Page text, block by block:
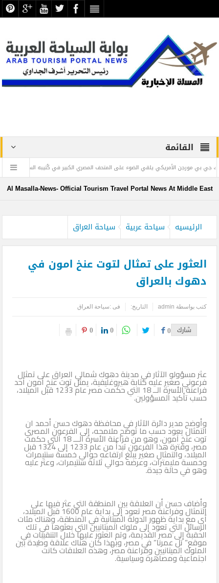
القائمة
الأمريكي يلقي الضوء على المتحف المصري الكبير في كُتيبه السنوي ”
Al Masalla-News- Official Tourism Travel Portal News At Middle East
الرئيسيه سياحة عربية سياحة العراق
العثور على تمثال لتوت عنخ امون في
دهوك بالعراق
كتب بواسطة admin التاريخ: فى :سياحة العراق
شارك 0
0
0
عثر مسؤولو الآثار في مدينة دهوك شمالي العراق على تمثال
فرعوني صغير عليه كتابة هيروغليفية، يمثل توت عنخ آمون أحد
فراعنة الأسرة الــ 18 التي حكمت مصر عام 1233 قبل الميلاد،
حسب تأكيد المسؤولين.
وأوضح مدير دائرة الآثار في محافظة دهوك حسن أحمد ان
التمثال يعود حسب ما توضح ملامحه، إلى الفرعون المصري
توت عنخ آمون، وهو من فراعنة الأسرة الـــ 18 التي حكمت
مصر، وفترة هذا الفرعون تبدأ من عام 1233 إلى 1324 قبل
الميلاد، والتمثال صغير يبلغ ارتفاعه حوالي خمسة سنتيمرات
وخمسة مليمترات، وعرضه حوالي ثلاثة سنتيمرات، وعثر عليه
وهو في حالة جيدة.
وأضاف حسن أن العلاقة بين المنطقة التي عثر فيها على
التمثال وفراعنة مصر تعود إلى بداية عام 1600 قبل الميلاد،
أي مع بداية ظهور الدولة الميتانية في المنطقة، وهناك مئات
الرسائل التي تعود إلى ملوك الميتانيين التي بعثوها في تلك
الحقبة إلى مصر القديمة، وتم العثور عليها خلال التنقيبات في
موقع” تل عمرنا” في مصر، وبهذا كان هناك علاقة وطيدة بين
الملوك الميتانيين وفراعنة مصر، وهذه العلاقات كانت
اجتماعية ومصاهرة وسياسية.